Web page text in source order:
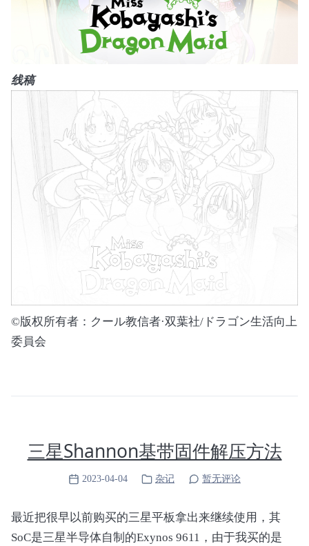
            if (ua > ux) ux = ua;
            if (ub > ux) ux = ub;
            if (ul > ux) ux = ul;
            if (ur > ux) ux = ur;
        }
void imgProcessAbsdiff(uint8_t *s, uint8_t
    for (int n=0; n<w*h; n++) {
        *p++ = abs(*s++ - *s2++);
    }
void imgProcessReverse(uint8_t *s, int w,
    for (int n=0; n<w*h; n++) {
        *p++ = 255 - *s++;
}
    }
    char *name = argv[1];
uint8_t *pixels = stbi_load(name, &w, &h,
    if (!pixels) {
线稿
©版权所有者：クール教信者·双葉社/ドラゴン生活向上
委員会
三星Shannon基带固件解压方法
2023-04-04 杂记 暂无评论
最近把很早以前购买的三星平板拿出来继续使用，其
SoC是三星半导体自制的Exynos 9611，由于我买的是